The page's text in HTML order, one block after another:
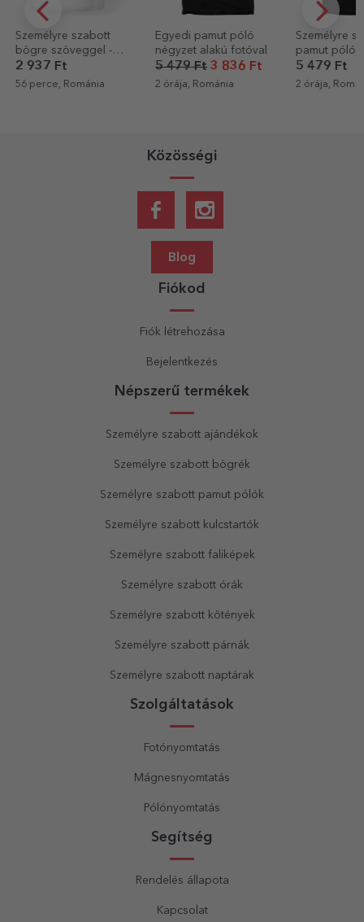
Személyre szabott
bögre szöveggel -
Legjobb barátok
2 937 Ft
56 perce, Románia
Egyedi pamut póló
négyzet alakú fotóval
5 479 Ft3 836 Ft
2 órája, Románia
Személyre
pamut póló
és
5 479 Ft
2 órája,
Közösségi
Blog
Fiókod
Fiók létrehozása
Bejelentkezés
Népszerű termékek
Személyre szabott ajándékok
Személyre szabott bögrék
Személyre szabott pamut pólók
Személyre szabott kulcstartók
Személyre szabott faliképek
Személyre szabott órák
Személyre szabott kötények
Személyre szabott párnák
Személyre szabott naptárak
Szolgáltatások
Fotónyomtatás
Mágnesnyomtatás
Pólónyomtatás
Segítség
Rendelés állapota
Kapcsolat